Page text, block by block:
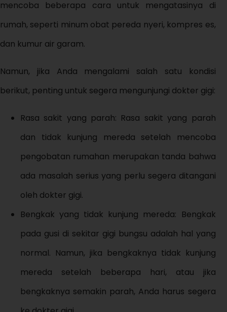
mencoba beberapa cara untuk mengatasinya di
rumah, seperti minum obat pereda nyeri, kompres es,
dan kumur air garam.
Namun, jika Anda mengalami salah satu kondisi
berikut, penting untuk segera mengunjungi dokter gigi:
Rasa sakit yang parah: Rasa sakit yang parah
dan tidak kunjung mereda setelah mencoba
pengobatan rumahan merupakan tanda bahwa
ada masalah serius yang perlu segera ditangani
oleh dokter gigi.
Bengkak yang tidak kunjung mereda: Bengkak
pada gusi di sekitar gigi bungsu adalah hal yang
normal. Namun, jika bengkaknya tidak kunjung
mereda setelah beberapa hari, atau jika
bengkaknya semakin parah, Anda harus segera